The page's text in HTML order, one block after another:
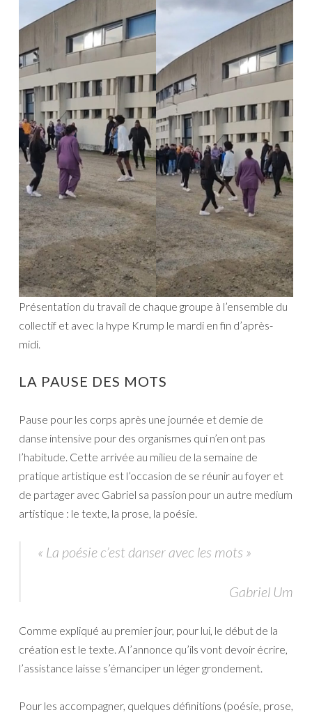
Présentation du travail de chaque groupe à l’ensemble du
collectif et avec la hype Krump le mardi en fin d’après-
midi.
LA PAUSE DES MOTS
Pause pour les corps après une journée et demie de
danse intensive pour des organismes qui n’en ont pas
l’habitude. Cette arrivée au milieu de la semaine de
pratique artistique est l’occasion de se réunir au foyer et
de partager avec Gabriel sa passion pour un autre medium
artistique : le texte, la prose, la poésie.
« La poésie c’est danser avec les mots »
Gabriel Um
Comme expliqué au premier jour, pour lui, le début de la
création est le texte. A l’annonce qu’ils vont devoir écrire,
l’assistance laisse s’émanciper un léger grondement.
Pour les accompagner, quelques définitions (poésie, prose,